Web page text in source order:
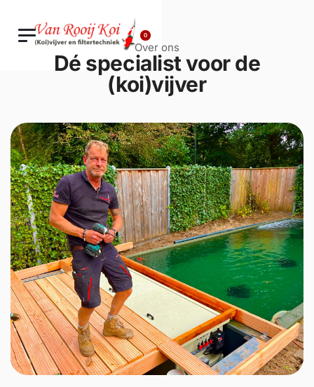
0
Over ons
Dé specialist voor de
(koi)vijver